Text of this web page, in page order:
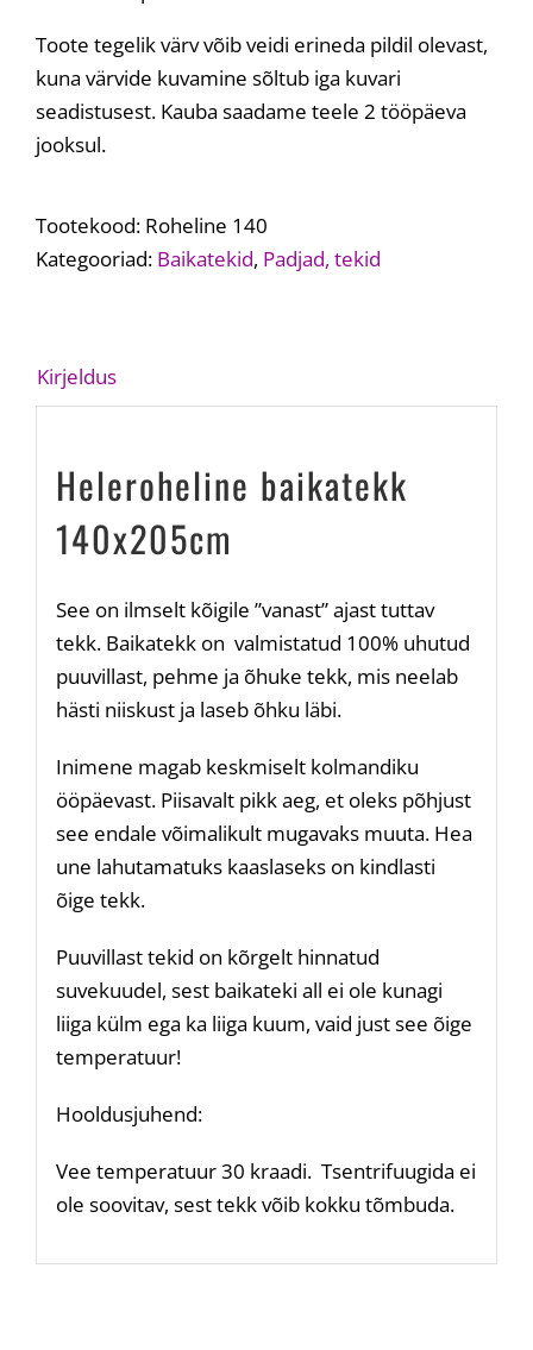
Toote tegelik värv võib veidi erineda pildil olevast,
kuna värvide kuvamine sõltub iga kuvari
seadistusest. Kauba saadame teele 2 tööpäeva
jooksul.
Tootekood: Roheline 140
Kategooriad: Baikatekid, Padjad, tekid
Kirjeldus
Heleroheline baikatekk
140x205cm
See on ilmselt kõigile ”vanast” ajast tuttav
tekk. Baikatekk on valmistatud 100% uhutud
puuvillast, pehme ja õhuke tekk, mis neelab
hästi niiskust ja laseb õhku läbi.
Inimene magab keskmiselt kolmandiku
ööpäevast. Piisavalt pikk aeg, et oleks põhjust
see endale võimalikult mugavaks muuta. Hea
une lahutamatuks kaaslaseks on kindlasti
õige tekk.
Puuvillast tekid on kõrgelt hinnatud
suvekuudel, sest baikateki all ei ole kunagi
liiga külm ega ka liiga kuum, vaid just see õige
temperatuur!
Hooldusjuhend:
Vee temperatuur 30 kraadi. Tsentrifuugida ei
ole soovitav, sest tekk võib kokku tõmbuda.